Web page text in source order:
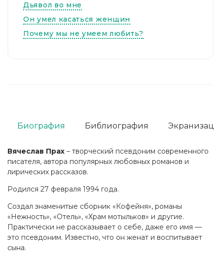
Дьявол во мне
Он умел касаться женщин
Почему мы не умеем любить?
Вячеслав Прах – творческий псевдоним современного
писателя, автора популярных любовных романов и
лирических рассказов.
Родился 27 февраля 1994 года.
Создал знаменитые сборник «Кофейня», романы
«Нежность», «Отель», «Храм мотыльков» и другие.
Практически не рассказывает о себе, даже его имя —
это псевдоним. Известно, что он женат и воспитывает
сына.
Биография Библиография